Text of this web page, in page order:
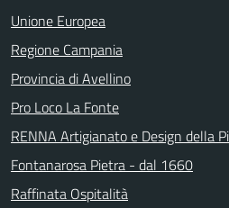
Unione Europea
Regione Campania
Provincia di Avellino
Pro Loco La Fonte
RENNA Artigianato e Design della
Fontanarosa Pietra - dal 1660
Raffinata Ospitalità